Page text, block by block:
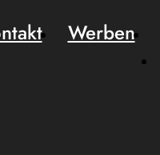
Werben